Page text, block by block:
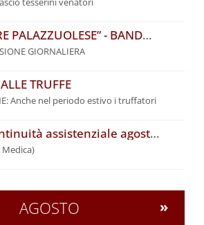
“OTTOBRE PALAZZUOLESE” - BANDO COMUNALE PER L’ASSEGNAZIONE DI POSTEGGI
GIORNALIERA
TRUFFE
Anche nel periodo estivo i truffatori
Turni continuità assistenziale agosto 2026
AGOSTO »